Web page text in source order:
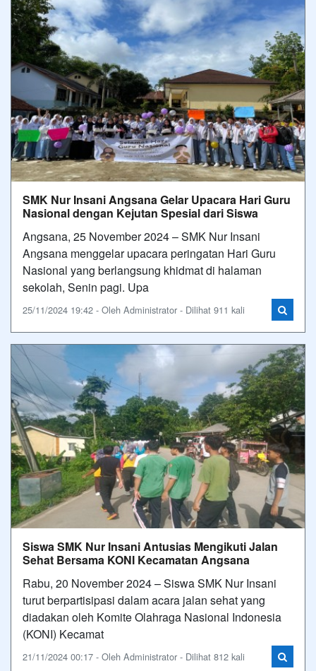
SMK Nur Insani Angsana Gelar Upacara Hari Guru
Nasional dengan Kejutan Spesial dari Siswa
Angsana, 25 November 2024 – SMK Nur Insani
Angsana menggelar upacara peringatan Hari Guru
Nasional yang berlangsung khidmat di halaman
sekolah, Senin pagi. Upa
25/11/2024 19:42 - Oleh Administrator - Dilihat 911 kali
Siswa SMK Nur Insani Antusias Mengikuti Jalan
Sehat Bersama KONI Kecamatan Angsana
Rabu, 20 November 2024 – Siswa SMK Nur Insani
turut berpartisipasi dalam acara jalan sehat yang
diadakan oleh Komite Olahraga Nasional Indonesia
(KONI) Kecamat
21/11/2024 00:17 - Oleh Administrator - Dilihat 812 kali